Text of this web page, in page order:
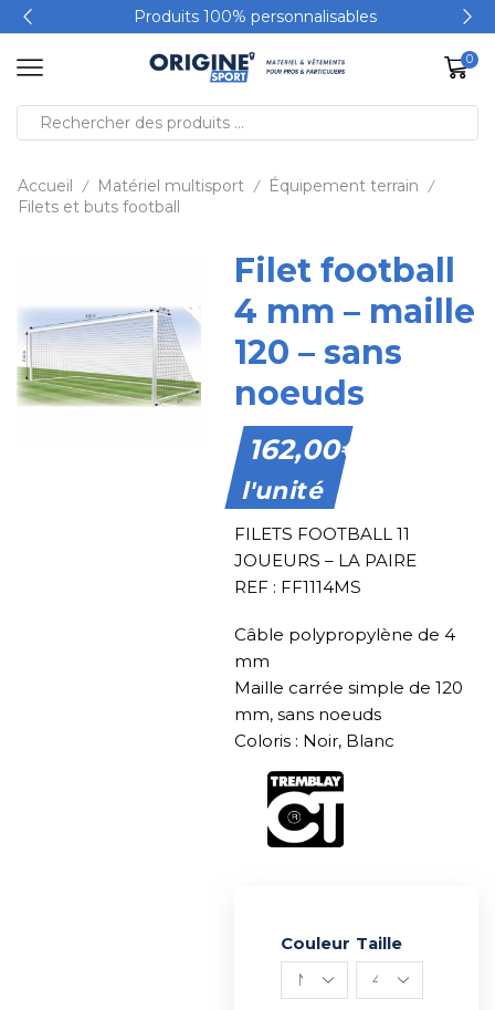
Produits 100% personnalisables
0
Accueil / Matériel multisport / Équipement terrain /
Filets et buts football
Filet football
4 mm – maille
120 – sans
noeuds
162,00€
l'unité
FILETS FOOTBALL 11
JOUEURS – LA PAIRE
REF : FF1114MS
Câble polypropylène de 4
mm
Maille carrée simple de 120
mm, sans noeuds
Coloris : Noir, Blanc
Couleur Taille
Alternative: